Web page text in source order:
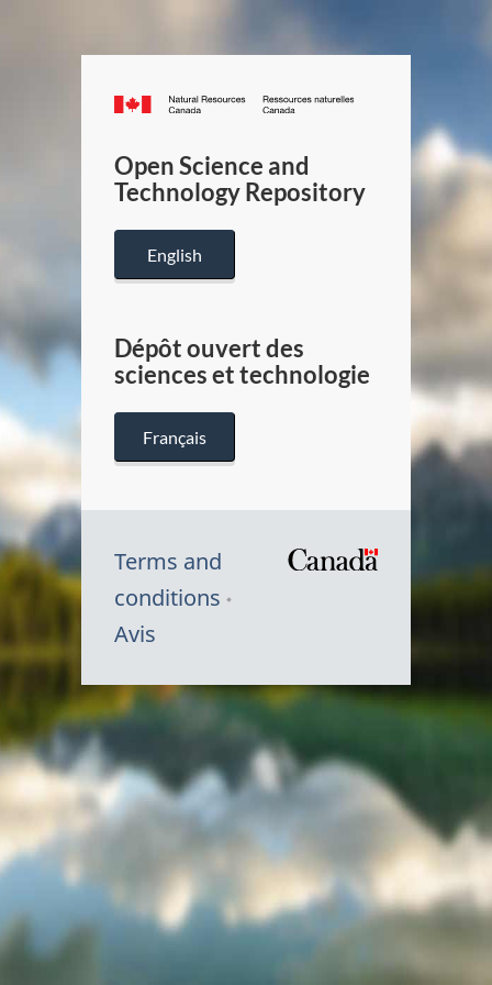
Canada.ca
/
Canada
Open Science and
Technology Repository
English
Dépôt ouvert des
sciences et technologie
Français
Terms and
conditions
Avis
Symbole
du